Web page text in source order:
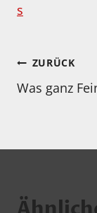
s
ZURÜCK
Was ganz